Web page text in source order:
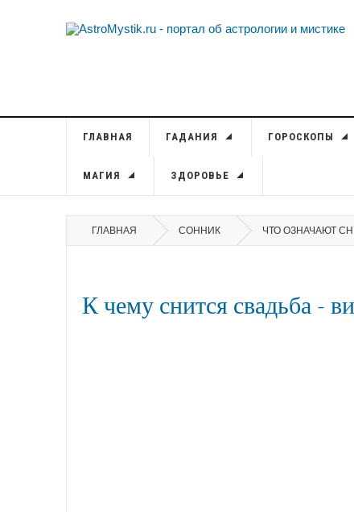
ГЛАВНАЯ ГАДАНИЯ ГОРОСКОПЫ
МАГИЯ ЗДОРОВЬЕ
ГЛАВНАЯ СОННИК ЧТО ОЗНАЧАЮТ
К чему снится свадьба -